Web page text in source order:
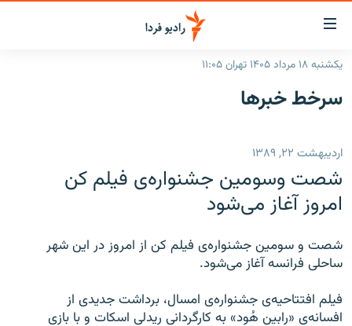
لینک‌های
قابلیت
دسترسی
بازگشت
اصلی
رفتن
صفحه
ایران
رادیو
انتخاب کنید و بشنوید
فرکانس‌ها
پادکست
گزارش‌های تصویری
زنان فردا
English
یکشنبه ۱۸ مرداد ۱۴۰۵ تهران ۱۱:۰۵
سرخط‌ خبرها
اردیبهشت ۲۲, ۱۳۸۹
شصت وسومين جشنواره‌ی فيلم کن
امروز آغاز می‌شود
شصت و سومين جشنواره‌ی فيلم کن از امروز در اين شهر
ساحلی فرانسه آغاز می‌شود.
فيلم افتتاحيه‌ی جشنواره‌ی امسال، برداشت جديدی از
افسانه‌ی «رابين هُود» به کارگردانی ريدلی اسکات و با بازی